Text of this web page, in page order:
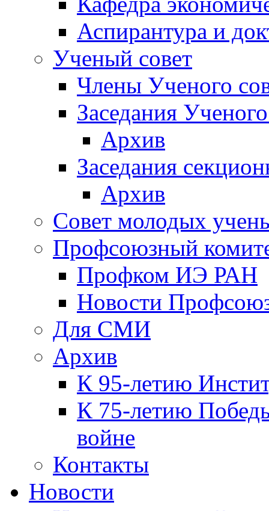
Аспирантура и
Ученый совет
Члены Ученого
Заседания
Архив
Заседания
Архив
Совет молодых
Профсоюзный
Профком ИЭ РАН
Новости
Для СМИ
Архив
К 95-летию
К 75-летию
войне
Контакты
Новости